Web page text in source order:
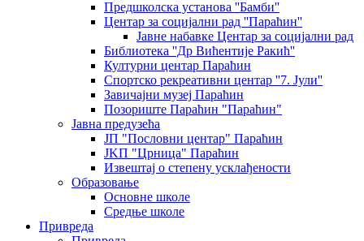
Предшколска установа ''Бамби''
Центар за социјални рад ''Параћин''
Јавне набавке Центар за социјални рад
Библиотека ''Др Вићентије Ракић''
Културни центар Параћин
Спортско рекреативни центар ''7. Јули''
Завичајни музеј Параћин
Позориште Параћин "Параћин"
Јавна предузећа
ЈП "Пословни центар" Параћин
ЈKП "Црница" Параћин
Извештај о степену усклађености
Образовање
Основне школе
Средње школе
Привреда